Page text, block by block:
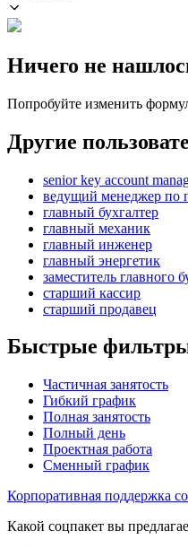
Ничего не
Попробуйте изменить
Другие
senior key account
ведущий менеджер по
главный бухгалтер
главный механик
главный инженер
главный энергетик
заместитель главного
старший кассир
старший продавец
Быстрые
Частичная занятость
Гибкий график
Полная занятость
Полный день
Проектная работа
Сменный график
Корпоративная поддержка
Какой соцпакет вы